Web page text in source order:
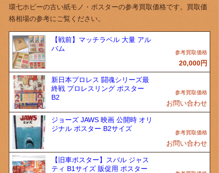
環七ホビーの古い紙モノ・ポスターの参考買取価格です。買取価
格相場の参考にご覧ください。
【戦前】マッチラベル 大量 アル
バム
20,000円
新日本プロレス 闘魂シリーズ最
終戦 プロレスリング ポスター
B2
お問い合わせ
ジョーズ JAWS 映画 公開時 オリ
ジナル ポスター B2サイズ
お問い合わせ
【旧車ポスター】スバル ジャス
ティ B1サイズ 販促用 ポスター